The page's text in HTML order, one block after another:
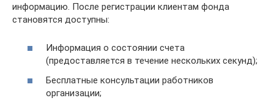
информацию. После регистрации клиентам фонда
становятся доступны:
Информация о состоянии счета
(предоставляется в течение нескольких секунд);
Бесплатные консультации работников
организации;